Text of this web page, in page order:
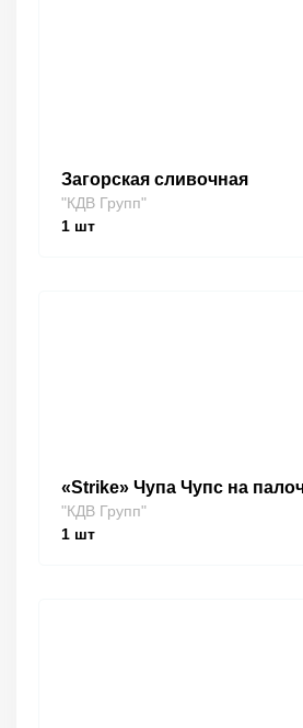
Загорская сливочная
"КДВ Групп"
1 шт
«Strike» Чупа Чупс на
"КДВ Групп"
1 шт